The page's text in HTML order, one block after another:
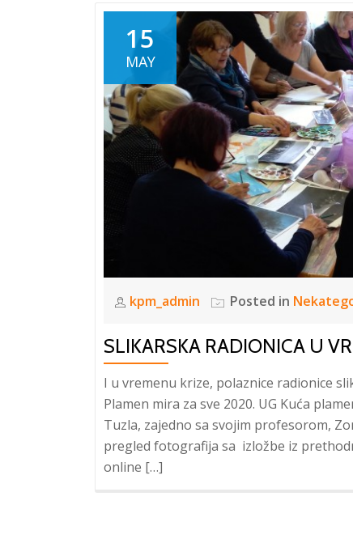
15
MAY
kpm_admin Posted in
SLIKARSKA RADIONICA U
I u vremenu krize, polaznice radionice
Plamen mira za sve 2020. UG Kuća
Tuzla, zajedno sa svojim profesorom,
pregled fotografija sa izložbe iz
online […]